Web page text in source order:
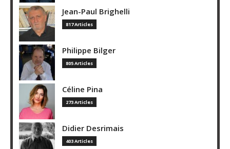
Jean-Paul Brighelli
817 Articles
Philippe Bilger
805 Articles
Céline Pina
273 Articles
Didier Desrimais
403 Articles